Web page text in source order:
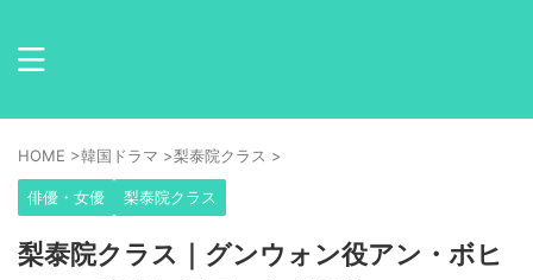
HOME >韓国ドラマ >梨泰院クラス >
俳優・女優 梨泰院クラス
梨泰院クラス｜グンウォン役アン・ボヒ